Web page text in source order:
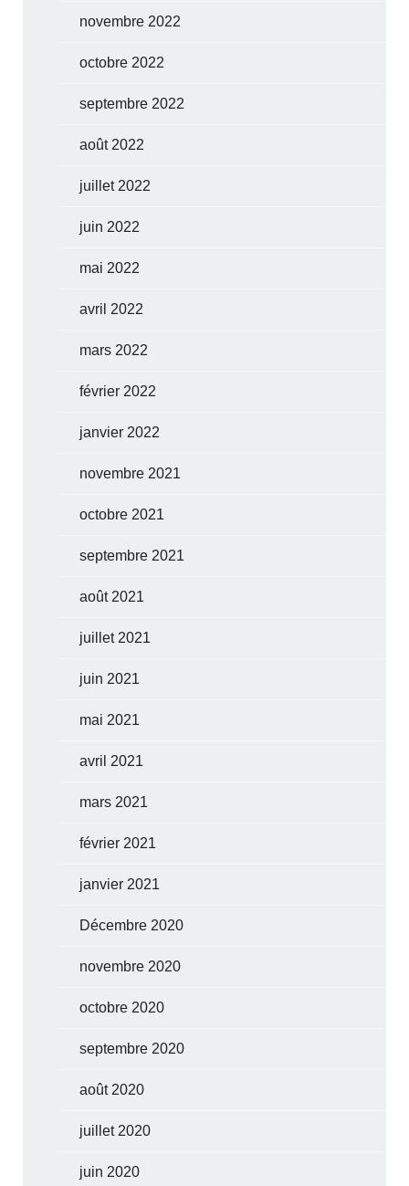
novembre 2022
octobre 2022
septembre 2022
août 2022
juillet 2022
juin 2022
mai 2022
avril 2022
mars 2022
février 2022
janvier 2022
novembre 2021
octobre 2021
septembre 2021
août 2021
juillet 2021
juin 2021
mai 2021
avril 2021
mars 2021
février 2021
janvier 2021
Décembre 2020
novembre 2020
octobre 2020
septembre 2020
août 2020
juillet 2020
juin 2020